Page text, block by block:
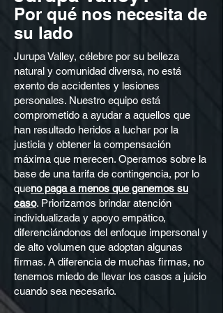
Por qué nos necesita de
su lado
Jurupa Valley, célebre por su belleza
natural y comunidad diversa, no está
exento de accidentes y lesiones
personales. Nuestro equipo está
comprometido a ayudar a aquellos que
han resultado heridos a luchar por la
justicia y obtener la compensación
máxima que merecen. Operamos sobre la
base de una tarifa de contingencia, por lo
queno paga a menos que ganemos su
caso. Priorizamos brindar atención
individualizada y apoyo empático,
diferenciándonos del enfoque impersonal y
de alto volumen que adoptan algunas
firmas. A diferencia de muchas firmas, no
tenemos miedo de llevar los casos a juicio
cuando sea necesario.